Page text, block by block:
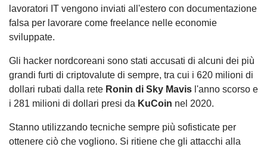
lavoratori IT vengono inviati all'estero con documentazione
falsa per lavorare come freelance nelle economie
sviluppate.
Gli hacker nordcoreani sono stati accusati di alcuni dei più
grandi furti di criptovalute di sempre, tra cui i 620 milioni di
dollari rubati dalla rete Ronin di Sky Mavis l'anno scorso e
i 281 milioni di dollari presi da KuCoin nel 2020.
Stanno utilizzando tecniche sempre più sofisticate per
ottenere ciò che vogliono. Si ritiene che gli attacchi alla